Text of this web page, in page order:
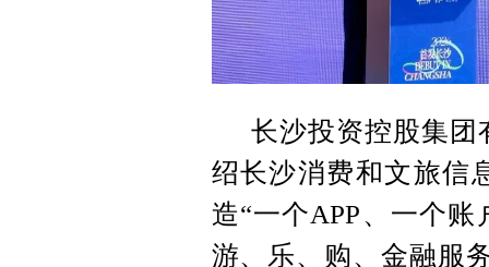
长沙投资控股集团
绍长沙消费和文旅信
造“一个APP、一个
游、乐、购、金融服